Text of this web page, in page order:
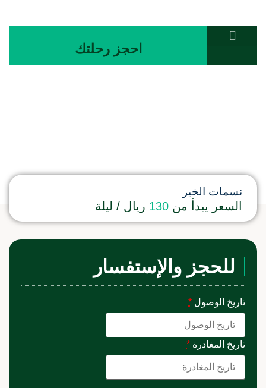
احجز رحلتك
نسمات الخير
السعر يبدأ من 130 ريال / ليلة
للحجز والإستفسار
تاريخ الوصول *
تاريخ المغادرة *